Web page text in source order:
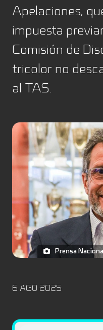
Apelaciones,
impuesta
Comisión de
tricolor no
al TAS.
Prensa
6 AGO 2025